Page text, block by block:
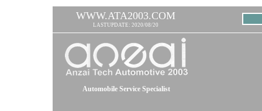
WWW.ATA2003.COM
LASTUPDATE: 2020/08/20
Automobile Service Specialist